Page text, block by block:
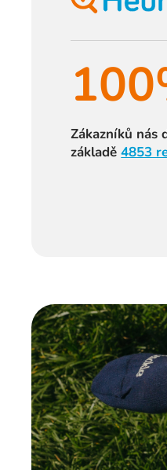
Zákazníků nás
základě4853